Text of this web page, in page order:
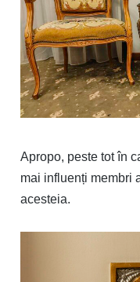
Apropo, peste tot în
mai influenți membri
acesteia.